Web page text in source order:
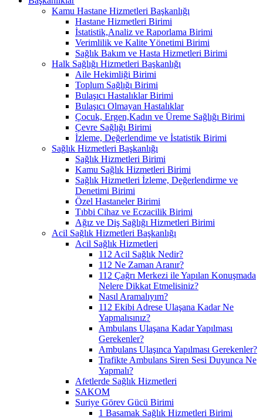
Kamu Hastane Hizmetleri Başkanlığı
Hastane Hizmetleri Birimi
İstatistik,Analiz ve Raporlama Birimi
Verimlilik ve Kalite Yönetimi Birimi
Sağlık Bakım ve Hasta Hizmetleri Birimi
Halk Sağlığı Hizmetleri Başkanlığı
Aile Hekimliği Birimi
Toplum Sağlığı Birimi
Bulaşıcı Hastalıklar Birimi
Bulaşıcı Olmayan Hastalıklar
Çocuk, Ergen,Kadın ve Üreme Sağlığı Birimi
Çevre Sağlığı Birimi
İzleme, Değerlendime ve İstatistik Birimi
Sağlık Hizmetleri Başkanlığı
Sağlık Hizmetleri Birimi
Kamu Sağlık Hizmetleri Birimi
Sağlık Hizmetleri İzleme, Değerlendirme ve
Denetimi Birimi
Özel Hastaneler Birimi
Tıbbi Cihaz ve Eczacilik Birimi
Ağız ve Diş Sağlığı Hizmetleri Birimi
Acil Sağlık Hizmetleri Başkanlığı
Acil Sağlık Hizmetleri
112 Acil Sağlık Nedir?
112 Ne Zaman Aranır?
112 Çağrı Merkezi ile Yapılan Konuşmada
Nelere Dikkat Etmelisiniz?
Nasıl Aramalıyım?
112 Ekibi Adrese Ulaşana Kadar Ne
Yapmalısınız?
Ambulans Ulaşana Kadar Yapılması
Gerekenler?
Ambulans Ulaşınca Yapılması Gerekenler?
Trafikte Ambulans Siren Sesi Duyunca Ne
Yapmalı?
Afetlerde Sağlık Hizmetleri
SAKOM
Suriye Görev Gücü Birimi
1 Basamak Sağlık Hizmetleri Birimi